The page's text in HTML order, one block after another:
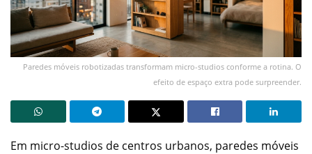
Paredes móveis robotizadas transformam micro-studios conforme a rotina. O
efeito de espaço extra pode surpreender.
Em micro-studios de centros urbanos, paredes móveis